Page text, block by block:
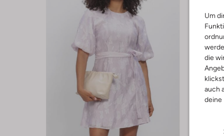
Um
die
auch
deine